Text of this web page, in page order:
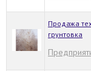
Продажа
грунтовка